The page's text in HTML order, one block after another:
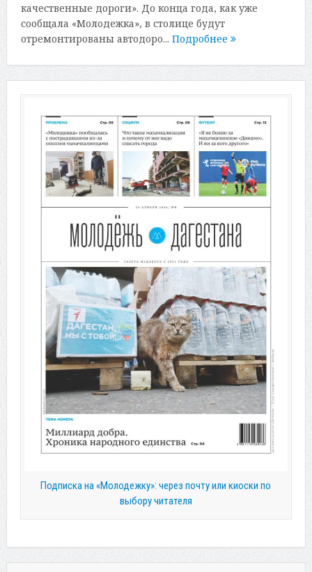
качественные дороги». До конца года, как уже
сообщала «Молодежка», в столице будут
отремонтированы автодоро... Подробнее
Подписка на «Молодежку»: через почту или киоски по
выбору читателя